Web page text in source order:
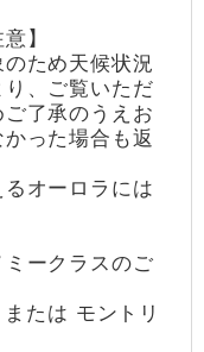
】
ため天候状況
、ご覧いただ
了承のうえお
った場合も返
オーロラには
ミークラスのご
たは モントリ